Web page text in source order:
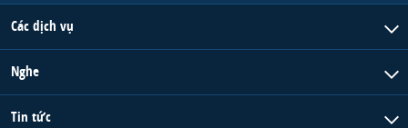
Các dịch vụ
Nghe
Tin tức